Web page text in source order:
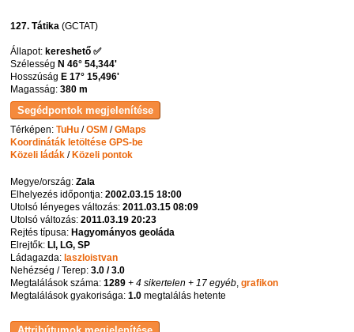
127. Tátika (GCTAT)
Állapot: kereshető ✅
Szélesség N 46° 54,344'
Hosszúság E 17° 15,496'
Magasság:380 m
Térképen:TuHu /OSM /GMaps
Koordináták letöltése GPS-be
Közeli ládák / Közeli pontok
Megye/ország:Zala
Elhelyezés időpontja:2002.03.15 18:00
Utolsó lényeges változás:2011.03.15 08:09
Utolsó változás:2011.03.19 20:23
Rejtés típusa: Hagyományos geoláda
Elrejtők: LI, LG, SP
Ládagazda: laszloistvan
Nehézség / Terep:3.0 / 3.0
Megtalálások száma:1289 + 4 sikertelen + 17 egyéb,grafikon
Megtalálások gyakorisága:1.0 megtalálás hetente